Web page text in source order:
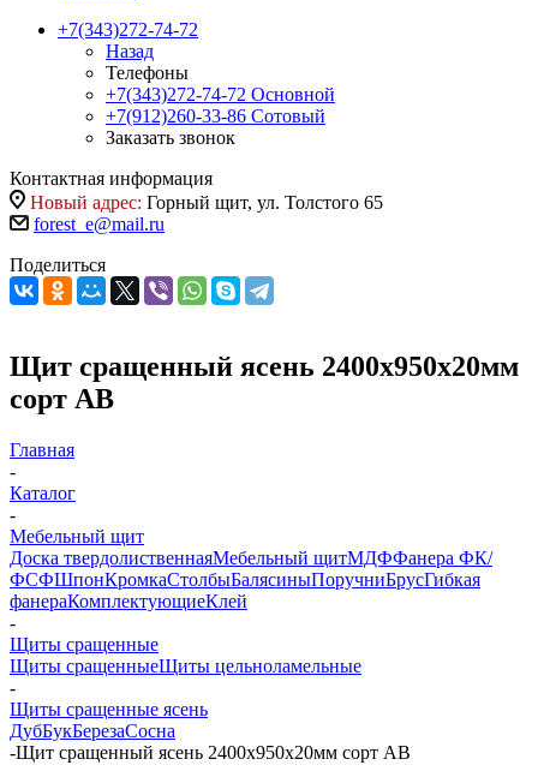
+7(343)272-74-72
Назад
Телефоны
+7(343)272-74-72 Основной
+7(912)260-33-86 Сотовый
Заказать звонок
Контактная информация
Новый адрес: Горный щит, ул. Толстого 65
forest_e@mail.ru
Поделиться
Щит сращенный ясень 2400х950х20мм
сорт АВ
Главная
-
Каталог
-
Мебельный щит
Доска твердолиственнаяМебельный щитМДФФанера ФК/
ФСФШпонКромкаСтолбыБалясиныПоручниБрусГибкая
фанераКомплектующиеКлей
-
Щиты сращенные
Щиты сращенныеЩиты цельноламельные
-
Щиты сращенные ясень
ДубБукБерезаСосна
-Щит сращенный ясень 2400х950х20мм сорт АВ